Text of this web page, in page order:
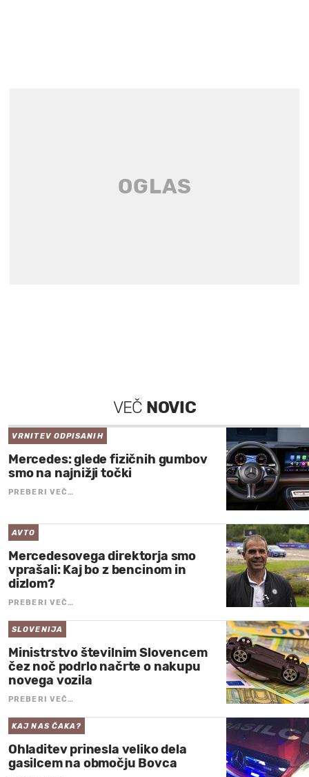
VEČ NOVIC
VRNITEV ODPISANIH
Mercedes: glede fizičnih gumbov
smo na najnižji točki
PREBERI VEČ…
AVTO
Mercedesovega direktorja smo
vprašali: Kaj bo z bencinom in
dizlom?
PREBERI VEČ…
SLOVENIJA
Ministrstvo številnim Slovencem
čez noč podrlo načrte o nakupu
novega vozila
PREBERI VEČ…
KAJ NAS ČAKA?
Ohladitev prinesla veliko dela
gasilcem na območju Bovca